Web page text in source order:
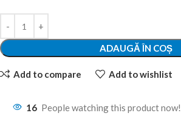
ADAUGĂ ÎN COȘ
Add to compare Add to wishlist
16 People watching this product now!